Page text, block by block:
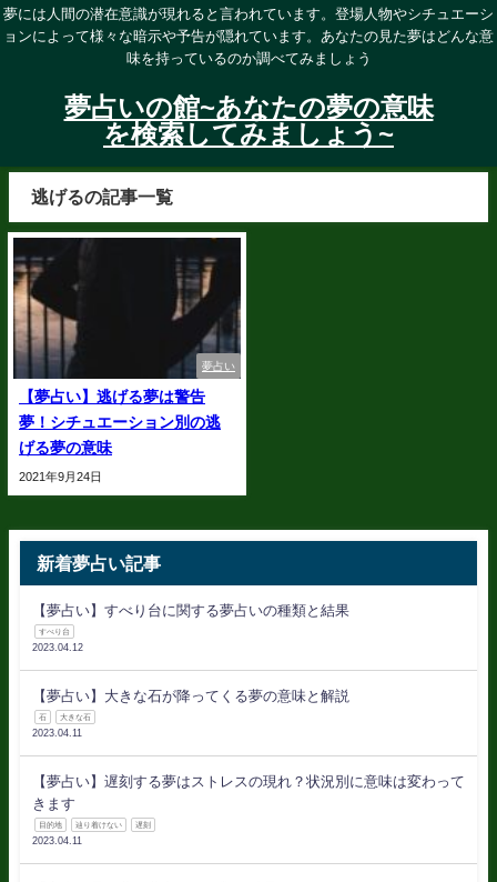
夢には人間の潜在意識が現れると言われています。登場人物やシチュエーシ
ョンによって様々な暗示や予告が隠れています。あなたの見た夢はどんな意
味を持っているのか調べてみましょう
夢占いの館~あなたの夢の意味
を検索してみましょう~
逃げるの記事一覧
夢占い
【夢占い】逃げる夢は警告
夢！シチュエーション別の逃
げる夢の意味
2021年9月24日
新着夢占い記事
【夢占い】すべり台に関する夢占いの種類と結果
すべり台
2023.04.12
【夢占い】大きな石が降ってくる夢の意味と解説
石 大きな石
2023.04.11
【夢占い】遅刻する夢はストレスの現れ？状況別に意味は変わって
きます
目的地 辿り着けない 遅刻
2023.04.11